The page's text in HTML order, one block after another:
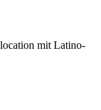
mit Latino-